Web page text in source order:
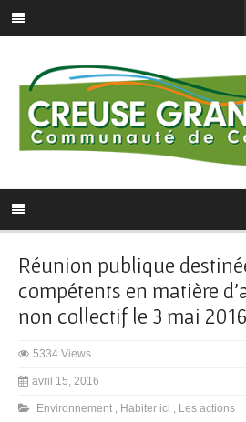
Réunion publique
compétents en matière
non collectif le 3 mai 2016
5334 Views
avril 15, 2016
Environnement , Habiter ici , Les actions